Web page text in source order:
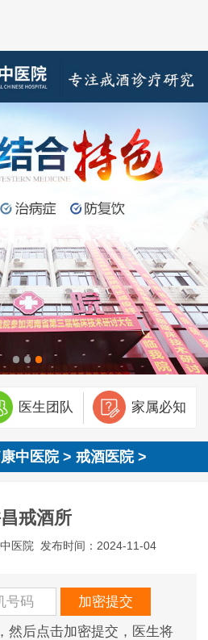
医生团队 家属必知
中医院>戒酒医院>
戒酒所
医院 发布时间：2024-11-04
然后点击加密提交，医生将